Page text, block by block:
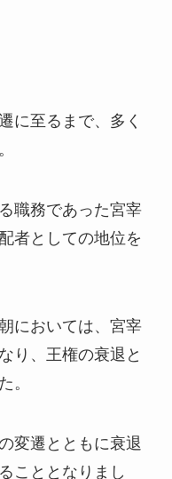
に至るまで、多く
職務であった宮宰
者としての地位を
においては、宮宰
り、王権の衰退と
。
変遷とともに衰退
こととなりまし